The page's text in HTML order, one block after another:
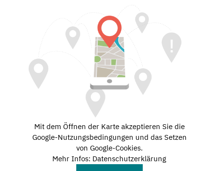
Mit dem Öffnen der Karte akzeptieren Sie die
Google-Nutzungsbedingungen und das Setzen
von Google-Cookies.
Mehr Infos: Datenschutzerklärung